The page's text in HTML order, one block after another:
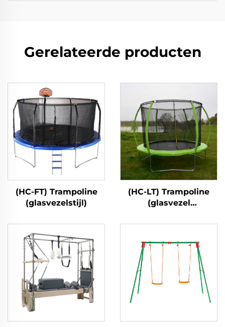
Gerelateerde producten
(HC-FT) Trampoline
(glasvezelstijl)
(HC-LT) Trampoline
(glasvezel